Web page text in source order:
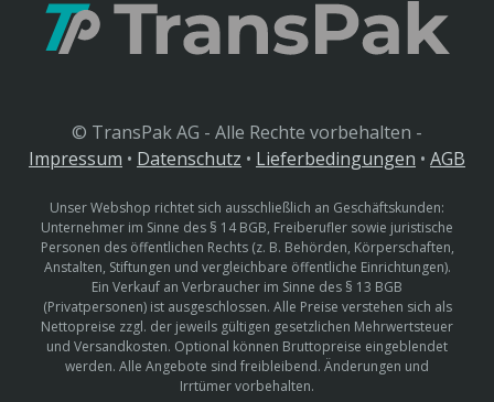
© TransPak AG - Alle Rechte vorbehalten -
Impressum • Datenschutz • Lieferbedingungen • AGB
Unser Webshop richtet sich ausschließlich an Geschäftskunden:
Unternehmer im Sinne des § 14 BGB, Freiberufler sowie juristische
Personen des öffentlichen Rechts (z. B. Behörden, Körperschaften,
Anstalten, Stiftungen und vergleichbare öffentliche Einrichtungen).
Ein Verkauf an Verbraucher im Sinne des § 13 BGB
(Privatpersonen) ist ausgeschlossen. Alle Preise verstehen sich als
Nettopreise zzgl. der jeweils gültigen gesetzlichen Mehrwertsteuer
und Versandkosten. Optional können Bruttopreise eingeblendet
werden. Alle Angebote sind freibleibend. Änderungen und
Irrtümer vorbehalten.